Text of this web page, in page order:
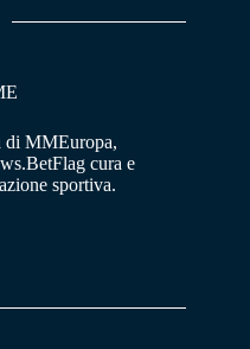
di MMEuropa,
cura e
sportiva.